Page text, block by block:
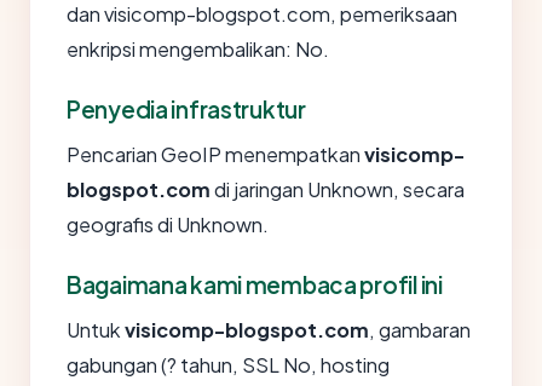
dan visicomp-blogspot.com, pemeriksaan
enkripsi mengembalikan: No.
Penyedia infrastruktur
Pencarian GeoIP menempatkanvisicomp-
blogspot.comdi jaringan Unknown, secara
geografis di Unknown.
Bagaimana kami membaca profil ini
Untukvisicomp-blogspot.com, gambaran
gabungan (? tahun, SSL No, hosting